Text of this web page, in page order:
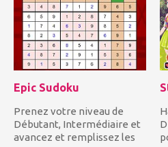
Epic Sudoku
Prenez votre niveau de
Débutant, Intermédiaire et
avancez et remplissez les